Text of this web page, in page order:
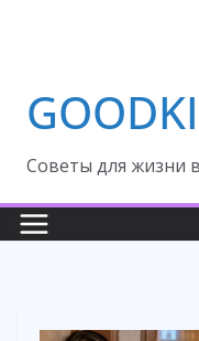
Cоветы для жизни